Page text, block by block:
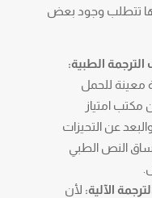
تتطلب وجود بعض
الطبية:
معينة للحمل
مكتب امتياز
عن التحيزات
النص الطبي
الآلية: لأن